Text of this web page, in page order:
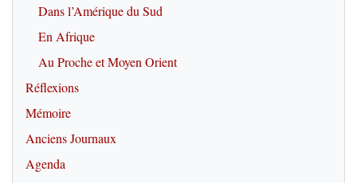
Dans l’Amérique du Sud
En Afrique
Au Proche et Moyen Orient
Réflexions
Mémoire
Anciens Journaux
Agenda